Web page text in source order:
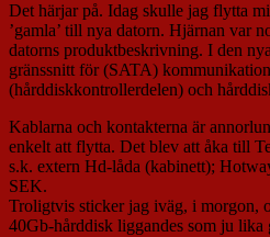
Det härjar på. Idag skulle jag flytta
’gamla’ till nya datorn. Hjärnan var
datorns produktbeskrivning. I den
gränssnitt för (SATA)
(hårddiskkontrollerdelen) och
Kablarna och kontakterna är
enkelt att flytta. Det blev att åka till
s.k. extern Hd-låda (kabinett);
SEK.
Troligtvis sticker jag iväg, i morgon,
40Gb-hårddisk liggandes som ju lika